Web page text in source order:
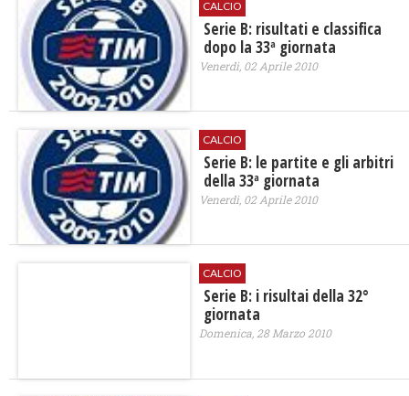
CALCIO
Serie B: risultati e classifica
dopo la 33ª giornata
Venerdì, 02 Aprile 2010
CALCIO
Serie B: le partite e gli arbitri
della 33ª giornata
Venerdì, 02 Aprile 2010
CALCIO
Serie B: i risultai della 32°
giornata
Domenica, 28 Marzo 2010